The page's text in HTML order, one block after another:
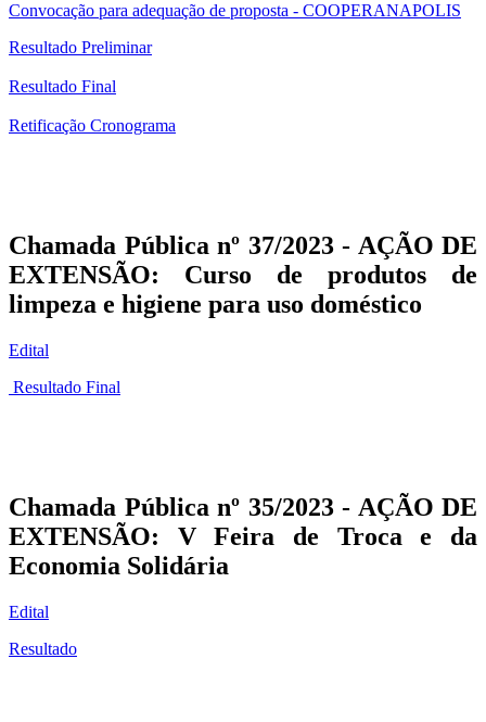
Convocação para adequação de proposta - COOPERANAPOLIS
Resultado Preliminar
Resultado Final
Retificação Cronograma
Chamada Pública nº 37/2023 - AÇÃO DE
EXTENSÃO: Curso de produtos de
limpeza e higiene para uso doméstico
Edital
Resultado Final
Chamada Pública nº 35/2023 - AÇÃO DE
EXTENSÃO: V Feira de Troca e da
Economia Solidária
Edital
Resultado